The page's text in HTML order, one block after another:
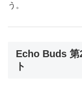
う。
Echo Buds 第
ト